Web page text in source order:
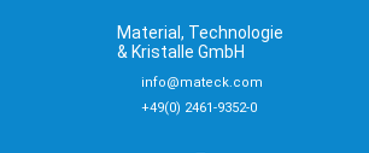
Material, Technologie
& Kristalle GmbH
info@mateck.com
+49(0) 2461-9352-0